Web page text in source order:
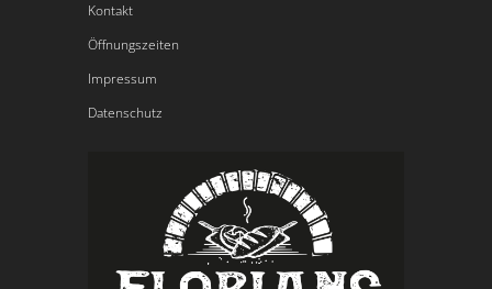
Kontakt
Öffnungszeiten
Impressum
Datenschutz